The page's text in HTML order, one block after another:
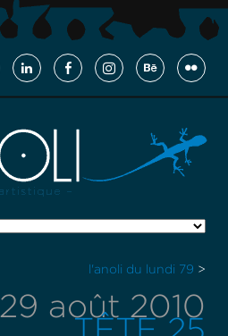
l'anoli du lundi 79 >
29 août 2010